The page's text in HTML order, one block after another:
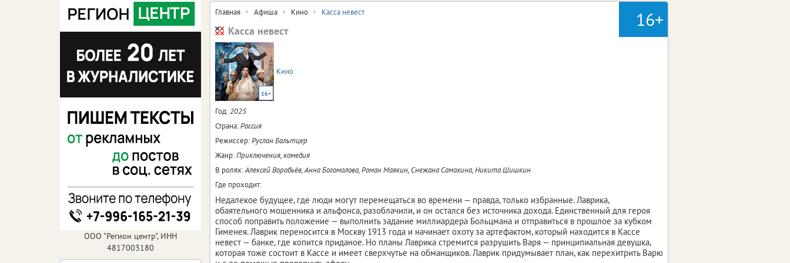
16+
Главная Афиша Кино Касса невест
Касса невест
16+
Кино
Год:2025
Страна:Россия
Режиссер:Руслан Бальтцер
Жанр:Приключения, комедия
В ролях:Алексей Воробьёв, Анна Богомолова, Роман Маякин, Снежана Самохина, Никита Шишкин
Где проходит:
Недалекое будущее, где люди могут перемещаться во времени — правда, только избранные. Лаврика,
обаятельного мошенника и альфонса, разоблачили, и он остался без источника дохода. Единственный для героя
способ поправить положение — выполнить задание миллиардера Больцмана и отправиться в прошлое за кубком
Гименея. Лаврик переносится в Москву 1913 года и начинает охоту за артефактом, который находится в Кассе
невест — банке, где копится приданое. Но планы Лаврика стремится разрушить Варя — принципиальная девушка,
которая тоже состоит в Кассе и имеет сверхчутье на обманщиков. Лаврик придумывает план, как перехитрить Варю
ООО "Регион центр", ИНН
4817003180